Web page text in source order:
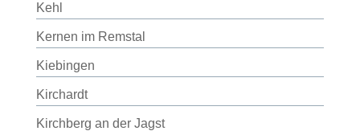
Kehl
Kernen im Remstal
Kiebingen
Kirchardt
Kirchberg an der Jagst